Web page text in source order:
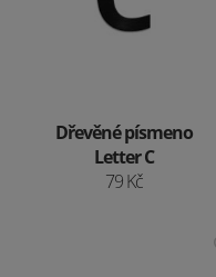
Dřevěné písmeno
Letter C
79 Kč